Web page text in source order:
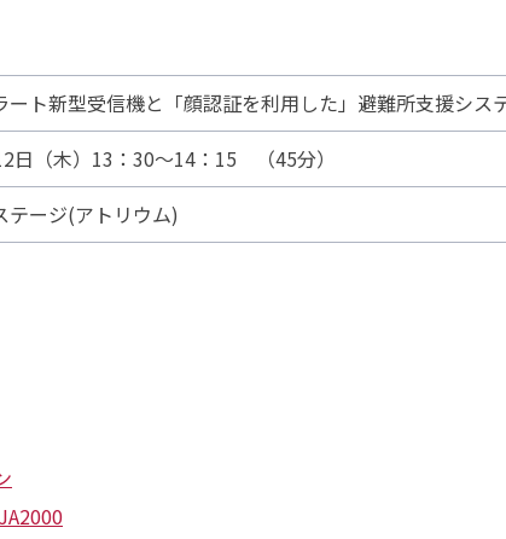
ート新型受信機と「顔認証を利用した」避難所支援シス
日（木）13：30～14：15 （45分）
テージ(アトリウム)